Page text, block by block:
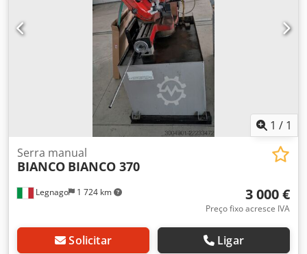
1 / 1
Legnago 1 724 km
Serra manual
BIANCO BIANCO 370
3 000 €
Preço fixo acresce IVA
Solicitar Ligar